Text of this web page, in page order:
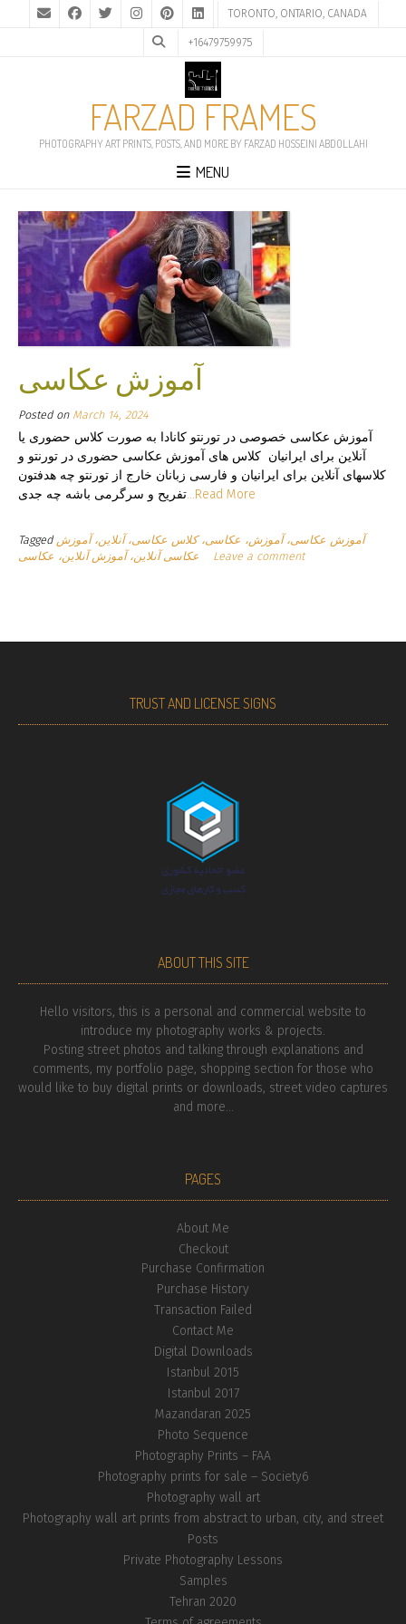
TORONTO, ONTARIO, CANADA
+16479759975
FARZAD FRAMES
PHOTOGRAPHY ART PRINTS, POSTS, AND MORE BY FARZAD HOSSEINI ABDOLLAHI
MENU
آموزش عکاسی
Posted on March 14, 2024
آموزش عکاسی خصوصی در تورنتو کانادا به صورت کلاس حضوری یا
آنلاین برای ایرانیان کلاس های آموزش عکاسی حضوری در تورنتو و
کلاسهای آنلاین برای ایرانیان و فارسی زبانان خارج از تورنتو چه هدفتون
تفریح و سرگرمی باشه چه جدی...Read More
Tagged آموزش عکاسی، آموزش، عکاسی، کلاس عکاسی، آنلاین، آموزش
عکاسی آنلاین، آموزش آنلاین، عکاسی
Leave a comment
TRUST AND LICENSE SIGNS
ABOUT THIS SITE
Hello visitors, this is a personal and commercial website to
introduce my photography works & projects.
Posting street photos and talking through explanations and
comments, my portfolio page, shopping section for those who
would like to buy digital prints or downloads, street video captures
and more...
PAGES
About Me
Checkout
Purchase Confirmation
Purchase History
Transaction Failed
Contact Me
Digital Downloads
Istanbul 2015
Istanbul 2017
Mazandaran 2025
Photo Sequence
Photography Prints – FAA
Photography prints for sale – Society6
Photography wall art
Photography wall art prints from abstract to urban, city, and street
Posts
Private Photography Lessons
Samples
Tehran 2020